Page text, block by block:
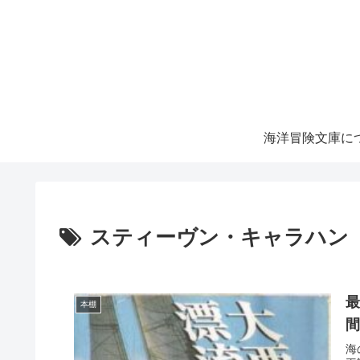
海洋冒険文庫に
スティーヴン・キャラハン
本棚
海